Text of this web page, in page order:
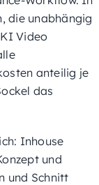
die unabhängig
Video
anteilig je
das
Inhouse
und
und Schnitt